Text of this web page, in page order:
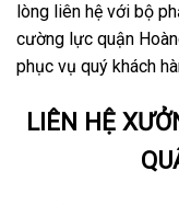
lòng liên hệ với bộ
cường lực quận
phục vụ quý khách
LIÊN HỆ